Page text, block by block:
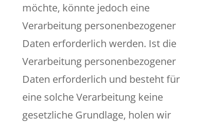
möchte, könnte jedoch eine
Verarbeitung personenbezogener
Daten erforderlich werden. Ist die
Verarbeitung personenbezogener
Daten erforderlich und besteht für
eine solche Verarbeitung keine
gesetzliche Grundlage, holen wir